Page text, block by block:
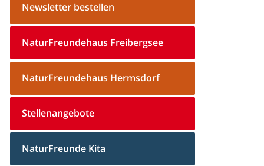
Newsletter bestellen
NaturFreundehaus Freibergsee
NaturFreundehaus Hermsdorf
Stellenangebote
NaturFreunde Kita